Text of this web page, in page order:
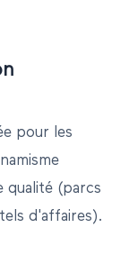
pour les
qualité (parcs
d'affaires).